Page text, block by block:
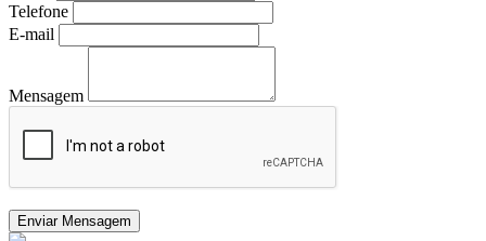
Telefone
E-mail
Mensagem
Enviar Mensagem